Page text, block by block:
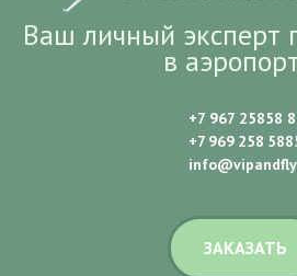
Ваш личный эксперт
в
+7 967 25858
+7 969 258
ЗАКАЗАТЬ